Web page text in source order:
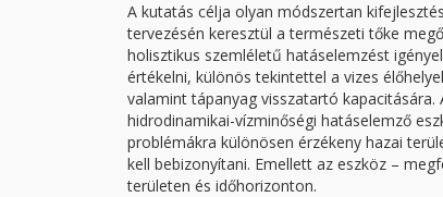
A kutatás célja olyan módszertan
tervezésén keresztül a természeti tőke
holisztikus szemléletű hatáselemzést
értékelni, különös tekintettel a vizes
valamint tápanyag visszatartó
hidrodinamikai-vízminőségi hatáselemző
problémákra különösen érzékeny hazai
kell bebizonyítani. Emellett az eszköz –
területen és időhorizonton.